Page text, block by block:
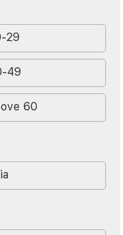
29
49
60